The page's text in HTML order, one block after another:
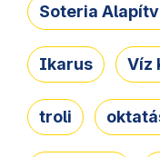
Soteria
Ikarus Víz
troli